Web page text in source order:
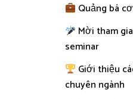
Quảng bá
Mời tham
seminar
Giới thiệu
chuyên ngành